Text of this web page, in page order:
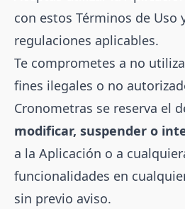
con estos Términos de Uso
regulaciones aplicables.
Te comprometes a no
fines ilegales o no
Cronometras se reserva el
modificar, suspender o
a la Aplicación o a
funcionalidades en
sin previo aviso.